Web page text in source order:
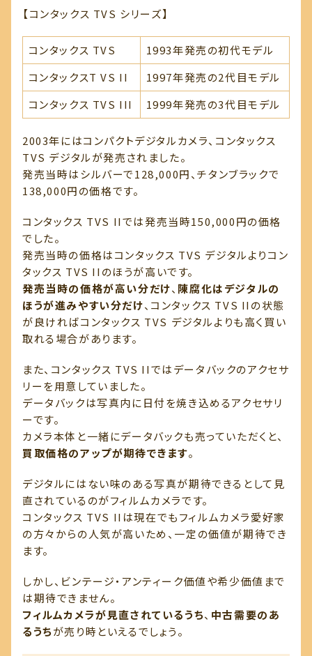
【コンタックス TVS シリーズ】
コンタックス TVS
1993年発売の初代モデル
コンタックスT VS II
1997年発売の2代目モデル
コンタックス TVS III
1999年発売の3代目モデル
2003年にはコンパクトデジタルカメラ、コンタックス
TVS デジタルが発売されました。
発売当時はシルバーで128,000円、チタンブラックで
138,000円の価格です。
コンタックス TVS IIでは発売当時150,000円の価格
でした。
発売当時の価格はコンタックス TVS デジタルよりコン
タックス TVS IIのほうが高いです。
発売当時の価格が高い分だけ、 陳腐化はデジタルの
ほうが進みやすい分だけ、コンタックス TVS IIの状態
が良ければコンタックス TVS デジタルよりも高く買い
取れる場合があります。
また、コンタックス TVS IIではデータバックのアクセサ
リーを用意していました。
データバックは写真内に日付を焼き込めるアクセサリ
ーです。
カメラ本体と一緒にデータバックも売っていただくと、
買取価格のアップが期待できます。
デジタルにはない味のある写真が期待できるとして見
直されているのがフィルムカメラです。
コンタックス TVS IIは現在でもフィルムカメラ愛好家
の方々からの人気が高いため、一定の価値が期待でき
ます。
しかし、ビンテージ・アンティーク価値や希少価値まで
は期待できません。
フィルムカメラが見直されているうち、 中古需要のあ
るうちが売り時といえるでしょう。